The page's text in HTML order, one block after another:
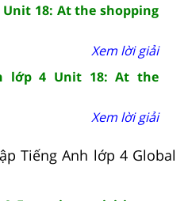
Unit 18: At the shopping
Xem lời giải
lớp 4 Unit 18: At the
Xem lời giải
Tiếng Anh lớp 4 Global